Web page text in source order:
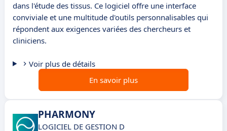
dans l'étude des tissus. Ce logiciel offre une interface
conviviale et une multitude d'outils personnalisables qui
répondent aux exigences variées des chercheurs et
cliniciens.
Voir plus de détails
En savoir plus
PHARMONY
LOGICIEL DE GESTION D